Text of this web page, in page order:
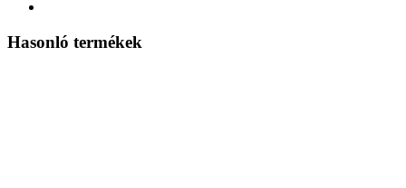
Hasonló termékek